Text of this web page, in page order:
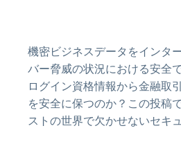
機密ビジネスデータをインタ
バー脅威の状況における安全
ログイン資格情報から金融取
を安全に保つのか？この投稿
ストの世界で欠かせないセキ